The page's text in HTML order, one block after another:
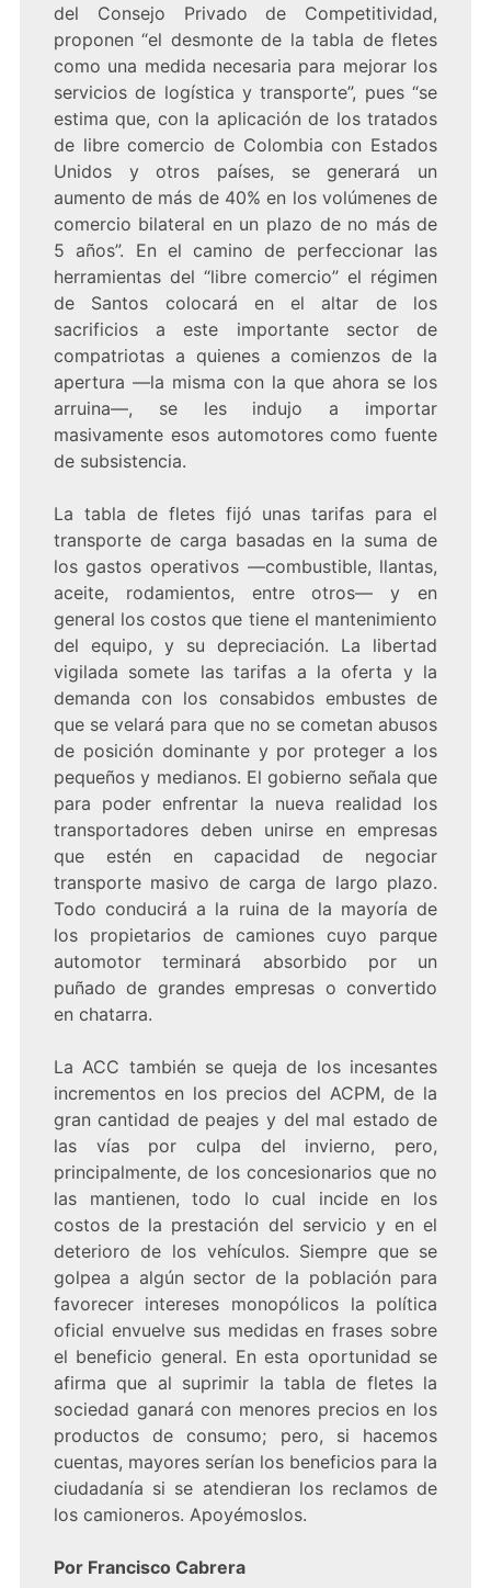
del Consejo Privado de Competitividad,
proponen “el desmonte de la tabla de fletes
como una medida necesaria para mejorar los
servicios de logística y transporte”, pues “se
estima que, con la aplicación de los tratados
de libre comercio de Colombia con Estados
Unidos y otros países, se generará un
aumento de más de 40% en los volúmenes de
comercio bilateral en un plazo de no más de
5 años”. En el camino de perfeccionar las
herramientas del “libre comercio” el régimen
de Santos colocará en el altar de los
sacrificios a este importante sector de
compatriotas a quienes a comienzos de la
apertura —la misma con la que ahora se los
arruina—, se les indujo a importar
masivamente esos automotores como fuente
de subsistencia.
La tabla de fletes fijó unas tarifas para el
transporte de carga basadas en la suma de
los gastos operativos —combustible, llantas,
aceite, rodamientos, entre otros— y en
general los costos que tiene el mantenimiento
del equipo, y su depreciación. La libertad
vigilada somete las tarifas a la oferta y la
demanda con los consabidos embustes de
que se velará para que no se cometan abusos
de posición dominante y por proteger a los
pequeños y medianos. El gobierno señala que
para poder enfrentar la nueva realidad los
transportadores deben unirse en empresas
que estén en capacidad de negociar
transporte masivo de carga de largo plazo.
Todo conducirá a la ruina de la mayoría de
los propietarios de camiones cuyo parque
automotor terminará absorbido por un
puñado de grandes empresas o convertido
en chatarra.
La ACC también se queja de los incesantes
incrementos en los precios del ACPM, de la
gran cantidad de peajes y del mal estado de
las vías por culpa del invierno, pero,
principalmente, de los concesionarios que no
las mantienen, todo lo cual incide en los
costos de la prestación del servicio y en el
deterioro de los vehículos. Siempre que se
golpea a algún sector de la población para
favorecer intereses monopólicos la política
oficial envuelve sus medidas en frases sobre
el beneficio general. En esta oportunidad se
afirma que al suprimir la tabla de fletes la
sociedad ganará con menores precios en los
productos de consumo; pero, si hacemos
cuentas, mayores serían los beneficios para la
ciudadanía si se atendieran los reclamos de
los camioneros. Apoyémoslos.
Por Francisco Cabrera